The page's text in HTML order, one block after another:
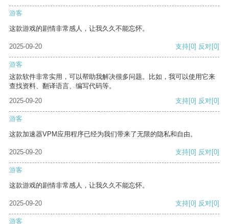
游客
这款游戏的剧情非常感人，让我久久不能忘怀。
2025-09-20 支持[0] 反对[0]
游客
这款软件非常实用，可以帮助我解决很多问题。比如，我可以使用它来
查找资料、翻译语言、编写代码等。
2025-09-20
支持[0] 反对[0]
游客
这款加速器VPM应用程序已经为我们带来了无限的隐私和自由。
2025-09-20 支持[0] 反对[0]
游客
这款游戏的剧情非常感人，让我久久不能忘怀。
2025-09-20 支持[0] 反对[0]
游客